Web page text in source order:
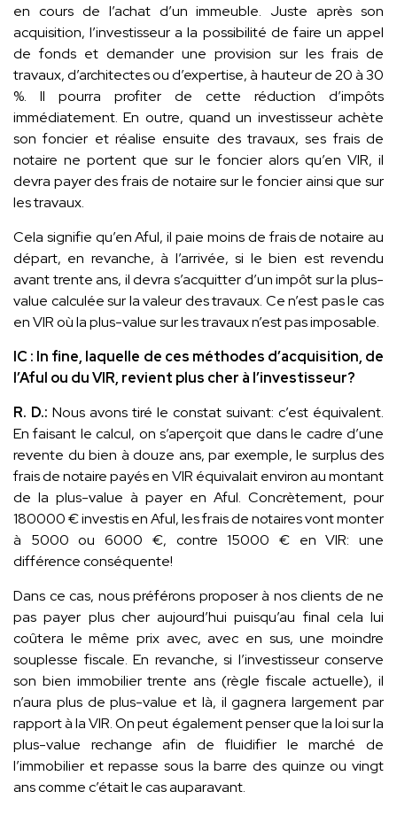
en cours de l’achat d’un immeuble. Juste après son
acquisition, l’investisseur a la possibilité de faire un appel
de fonds et demander une provision sur les frais de
travaux, d’architectes ou d’expertise, à hauteur de 20 à 30
%. Il pourra profiter de cette réduction d’impôts
immédiatement. En outre, quand un investisseur achète
son foncier et réalise ensuite des travaux, ses frais de
notaire ne portent que sur le foncier alors qu’en VIR, il
devra payer des frais de notaire sur le foncier ainsi que sur
les travaux.
Cela signifie qu’en Aful, il paie moins de frais de notaire au
départ, en revanche, à l’arrivée, si le bien est revendu
avant trente ans, il devra s’acquitter d’un impôt sur la plus-
value calculée sur la valeur des travaux. Ce n’est pas le cas
en VIR où la plus-value sur les travaux n’est pas imposable.
IC : In fine, laquelle de ces méthodes d’acquisition, de
l’Aful ou du VIR, revient plus cher à l’investisseur?
R. D.: Nous avons tiré le constat suivant: c’est équivalent.
En faisant le calcul, on s’aperçoit que dans le cadre d’une
revente du bien à douze ans, par exemple, le surplus des
frais de notaire payés en VIR équivalait environ au montant
de la plus-value à payer en Aful. Concrètement, pour
180000 € investis en Aful, les frais de notaires vont monter
à 5000 ou 6000 €, contre 15000 € en VIR: une
différence conséquente!
Dans ce cas, nous préférons proposer à nos clients de ne
pas payer plus cher aujourd’hui puisqu’au final cela lui
coûtera le même prix avec, avec en sus, une moindre
souplesse fiscale. En revanche, si l’investisseur conserve
son bien immobilier trente ans (règle fiscale actuelle), il
n’aura plus de plus-value et là, il gagnera largement par
rapport à la VIR. On peut également penser que la loi sur la
plus-value rechange afin de fluidifier le marché de
l’immobilier et repasse sous la barre des quinze ou vingt
ans comme c’était le cas auparavant.